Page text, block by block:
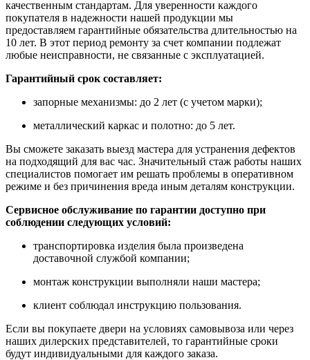
качественным стандартам. Для уверенности каждого
покупателя в надежности нашей продукции мы
предоставляем гарантийные обязательства длительностью на
10 лет. В этот период ремонту за счет компании подлежат
любые неисправности, не связанные с эксплуатацией.
Гарантийный срок составляет:
запорные механизмы: до 2 лет (с учетом марки);
металлический каркас и полотно: до 5 лет.
Вы сможете заказать выезд мастера для устранения дефектов
на подходящий для вас час. Значительный стаж работы наших
специалистов помогает им решать проблемы в оперативном
режиме и без причинения вреда иным деталям конструкции.
Сервисное обслуживание по гарантии доступно при
соблюдении следующих условий:
транспортировка изделия была произведена
доставочной службой компании;
монтаж конструкции выполняли наши мастера;
клиент соблюдал инструкцию пользования.
Если вы покупаете двери на условиях самовывоза или через
наших дилерских представителей, то гарантийные сроки
будут индивидуальными для каждого заказа.